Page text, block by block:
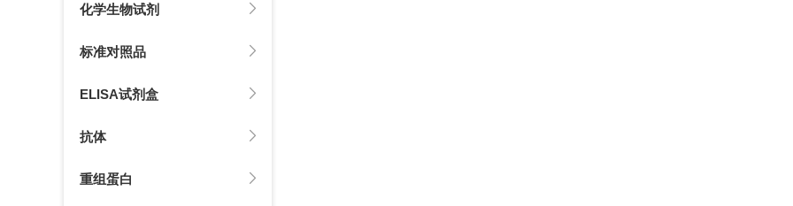
化学生物试剂
标准对照品
ELISA试剂盒
抗体
重组蛋白